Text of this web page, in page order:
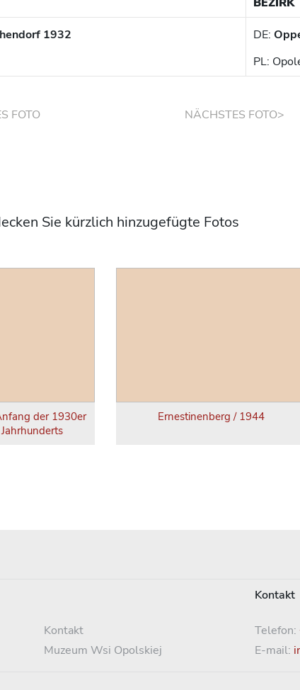
1932
DE:
PL:
FOTO NÄCHSTES FOTO>
Sie kürzlich hinzugefügte Fotos
der 1930er
Ernestinenberg / 1944
Kontakt
Muzeum Wsi Opolskiej
Kontakt
Telefon:
E-mail: